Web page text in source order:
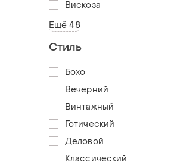
Вискоза
Ещё 48
Стиль
Бохо
Вечерний
Винтажный
Готический
Деловой
Классический